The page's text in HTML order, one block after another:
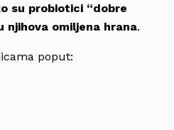
su probiotici “dobre
njihova omiljena hrana.
poput: